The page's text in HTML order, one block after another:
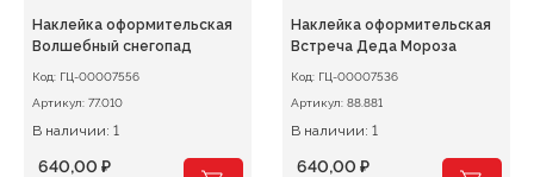
Наклейка оформительская
Волшебный снегопад
Код: ГЦ-00007556
Артикул: 77.010
В наличии: 1
640,00 ₽
Наклейка оформительская
Встреча Деда Мороза
Код: ГЦ-00007536
Артикул: 88.881
В наличии: 1
640,00 ₽